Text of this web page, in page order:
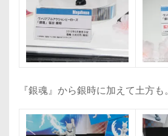
『銀魂』から銀時に加えて土方も。